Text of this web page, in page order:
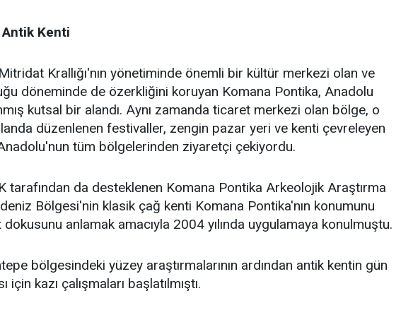
Kenti
Krallığı'nın yönetiminde önemli bir kültür merkezi olan ve
döneminde de özerkliğini koruyan Komana Pontika, Anadolu
kutsal bir alandı. Aynı zamanda ticaret merkezi olan bölge, o
düzenlenen festivaller, zengin pazar yeri ve kenti çevreleyen
tüm bölgelerinden ziyaretçi çekiyordu.
tarafından da desteklenen Komana Pontika Arkeolojik Araştırma
Bölgesi'nin klasik çağ kenti Komana Pontika'nın konumunu
anlamak amacıyla 2004 yılında uygulamaya konulmuştu.
bölgesindeki yüzey araştırmalarının ardından antik kentin gün
için kazı çalışmaları başlatılmıştı.